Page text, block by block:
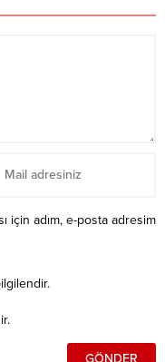
için adım, e-posta adresim